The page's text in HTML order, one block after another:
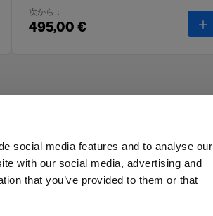
social media features and to analyse our
with our social media, advertising and
that you’ve provided to them or that
ソフトボックス ストリップ型 ホワイト
次から：
495,00 €
the Light